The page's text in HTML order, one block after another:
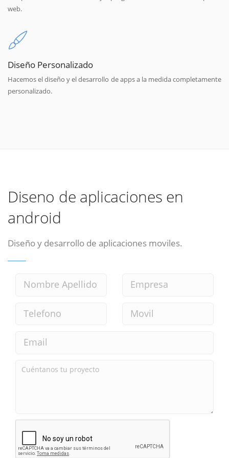
web.
Diseño Personalizado
Hacemos el diseño y el desarrollo de apps a la medida completamente
personalizado.
Diseno de aplicaciones en
android
Diseño y desarrollo de aplicaciones moviles.